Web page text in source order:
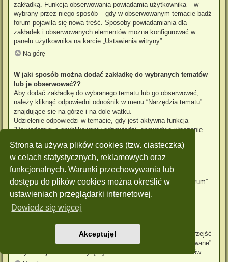
Strona ta używa plików cookies (tzw. ciasteczka)
w celach statystycznych, reklamowych oraz
funkcjonalnych. Warunki przechowywania lub
dostępu do plików cookies można określić w
ustawieniach przeglądarki internetowej.
Dowiedz się więcej
Akceptuję!
zakładką. Funkcja obserwowania powiadamia użytkownika – w
wybrany przez niego sposób – gdy w obserwowanym temacie bądź
forum pojawiła się nowa treść. Sposoby powiadamiania dla
zakładek i obserwowanych elementów można konfigurować w
panelu użytkownika na karcie „Ustawienia witryny”.
Na górę
W jaki sposób można dodać zakładkę do wybranych tematów
lub je obserwować??
Aby dodać zakładkę do wybranego tematu lub go obserwować,
należy kliknąć odpowiedni odnośnik w menu “Narzędzia tematu”
znajdujące się na górze i na dole wątku.
Udzielenie odpowiedzi w temacie, gdy jest aktywna funkcja
“Powiadamiaj o opublikowaniu odpowiedzi” spowoduje włączenie
Jak obserwować wybrane forum?
Aby obserwować wybrane forum, należy kliknąć „Obserwuj forum”
znajdujący się na dole strony.
Na górę
W jaki sposób usunąć obserwowanie forum, tematu?
Aby wyłączyć funkcję obserwowania forum, tematu, należy przejść
do panelu zarządzania kontem i następnie do karty “Obserwowane”.
W tym miejscu można wyłączyć obserwowanie forów i tematów.